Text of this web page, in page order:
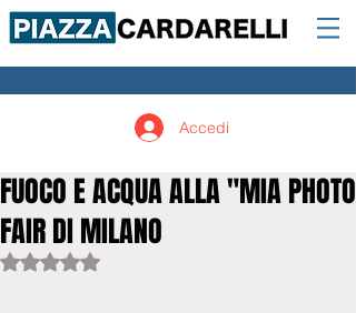
Accedi
FUOCO E ACQUA ALLA "MIA PHOTO
FAIR DI MILANO
Valutazione NaN stelle su 5.